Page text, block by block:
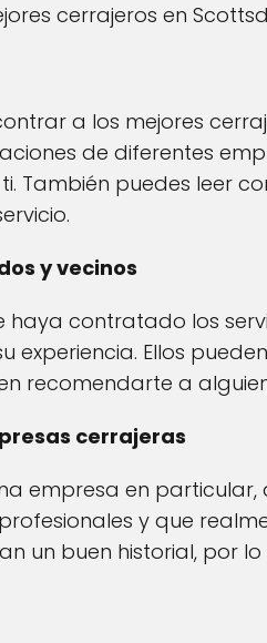
cerrajeros en
a los mejores
de diferentes
También puedes leer
y vecinos
haya contratado los
experiencia. Ellos
recomendarte a
cerrajeras
empresa en
y que
un buen historial, por